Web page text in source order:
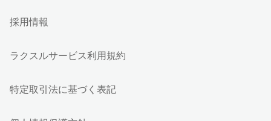
採用情報
ラクスルサービス利用規約
特定取引法に基づく表記